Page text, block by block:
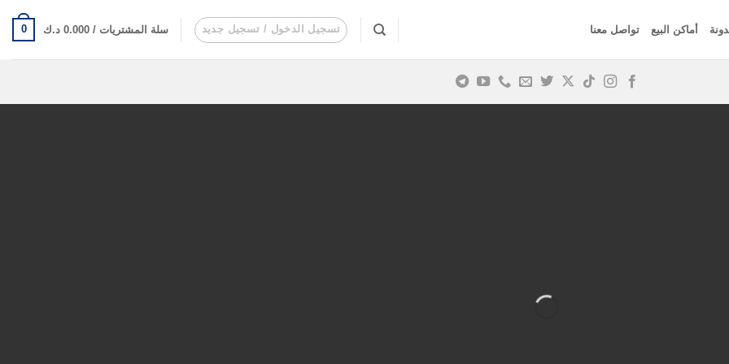
أماكن البيع تواصل معنا تسجيل الدخول / تسجيل جديد سلة المشتريات / 0.000 د.ك 0